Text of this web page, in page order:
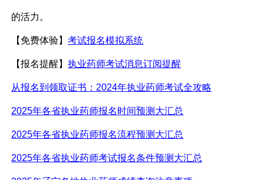
的活力。
【免费体验】考试报名模拟系统
【报名提醒】执业药师考试消息订阅提醒
从报名到领取证书： 2024年执业药师考试全攻略
2025年各省执业药师报名时间预测大汇总
2025年各省执业药师报名流程预测大汇总
2025年各省执业药师考试报名条件预测大汇总